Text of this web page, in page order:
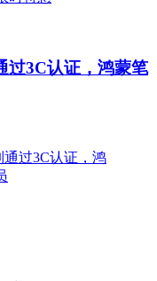
过3C认证，鸿蒙笔